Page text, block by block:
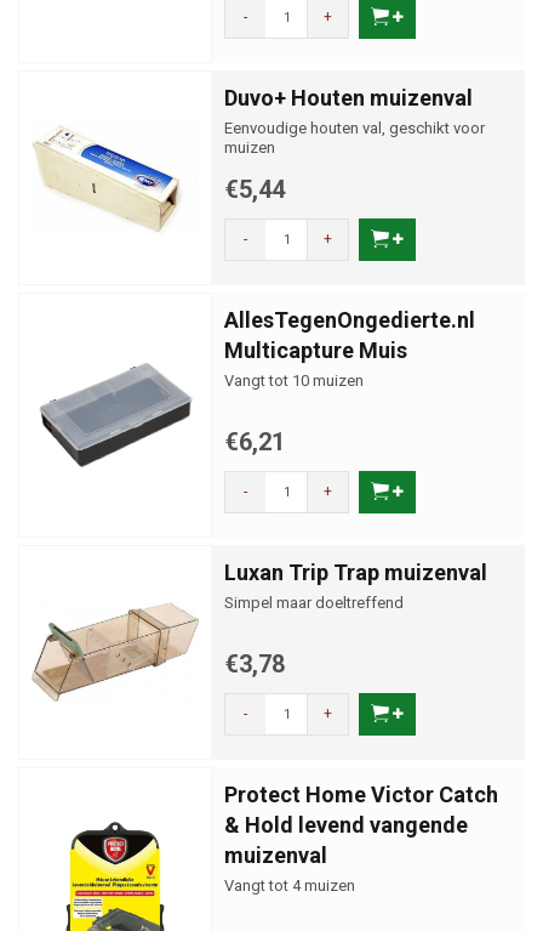
- +
Duvo+ Houten muizenval
Eenvoudige houten val, geschikt voor
muizen
€5,44
- +
AllesTegenOngedierte.nl
Multicapture Muis
Vangt tot 10 muizen
€6,21
- +
Luxan Trip Trap muizenval
Simpel maar doeltreffend
€3,78
- +
Protect Home Victor Catch
& Hold levend vangende
muizenval
Vangt tot 4 muizen